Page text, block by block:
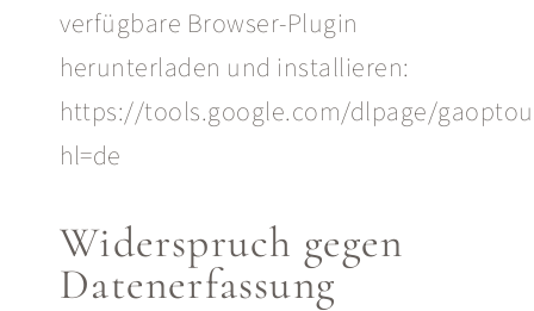
verfügbare Browser-Plugin
herunterladen und installieren:
https://tools.google.com/dlpage/
hl=de
Widerspruch gegen
Datenerfassung